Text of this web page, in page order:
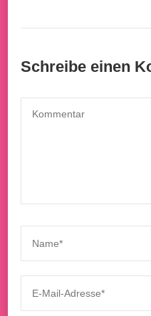
Schreibe einen